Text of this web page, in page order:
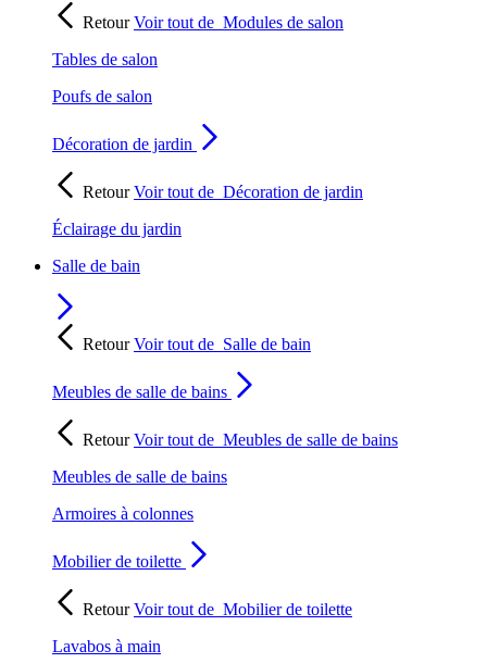
RetourVoir tout de Modules de salon
Tables de salon
Poufs de salon
Décoration de jardin
RetourVoir tout de Décoration de jardin
Éclairage du jardin
Salle de bain
RetourVoir tout de Salle de bain
Meubles de salle de bains
RetourVoir tout de Meubles de salle de bains
Meubles de salle de bains
Armoires à colonnes
Mobilier de toilette
RetourVoir tout de Mobilier de toilette
Lavabos à main